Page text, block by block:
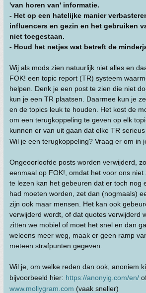
'van horen van' informatie.
- Het op een hatelijke manier
influencers en gezin en het gebruiken
niet toegestaan.
- Houd het netjes wat betreft de
Wij als mods zien natuurlijk niet alles en
FOK! een topic report (TR) systeem
helpen. Denk je een post te zien die niet
kun je een TR plaatsen. Daarmee kun je
en de topics leuk te houden. Het kost de
om een terugkoppeling te geven op elk
kunnen er van uit gaan dat elke TR
Wil je een terugkoppeling? Vraag er om in
Ongeoorloofde posts worden verwijderd,
eenmaal op FOK!, omdat het voor ons niet
te lezen kan het gebeuren dat er toch nog
had moeten worden, zet dan (nogmaals)
zijn ook maar mensen. Het kan ook
verwijderd wordt, of dat quotes verwijderd
zitten we mobiel of moet het snel en dan
weleens meer weg, maak er geen ramp
meteen strafpunten gegeven.
Wil je, om welke reden dan ook, anoniem
bijvoorbeeld hier: https://anonyig.com/en/
www.mollygram.com (vaak sneller)